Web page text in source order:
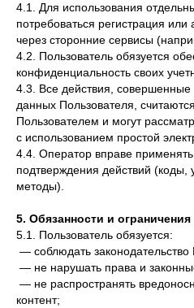
4.1. Для использования
потребоваться регистрация
через сторонние сервисы
4.2. Пользователь обязуется
конфиденциальность своих
4.3. Все действия, совершенные
данных Пользователя,
Пользователем и могут
с использованием простой
4.4. Оператор вправе
подтверждения действий
методы).
5. Обязанности и ограничения
5.1. Пользователь обязуется:
— соблюдать
— не нарушать права и
— не распространять
контент;